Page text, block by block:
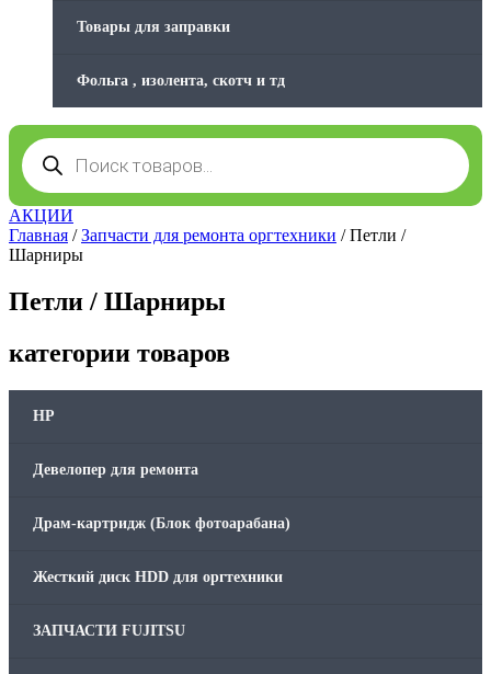
Товары для заправки
Фольга , изолента, скотч и тд
Поиск
товаров
АКЦИИ
Главная /Запчасти для ремонта оргтехники / Петли /
Шарниры
Петли / Шарниры
категории товаров
HP
Девелопер для ремонта
Драм-картридж (Блок фотоарабана)
Жесткий диск HDD для оргтехники
ЗАПЧАСТИ FUJITSU